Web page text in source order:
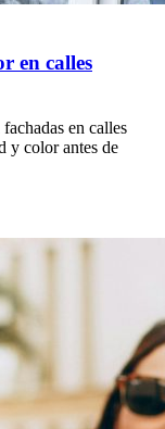
en calles
en calles
y color antes de